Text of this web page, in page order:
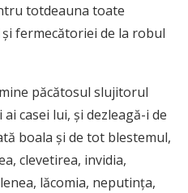
totdeauna toate
fermecătoriei de la robul
păcătosul slujitorul
casei lui, și dezleagă-i de
boala și de tot blestemul,
clevetirea, invidia,
lăcomia, neputința,